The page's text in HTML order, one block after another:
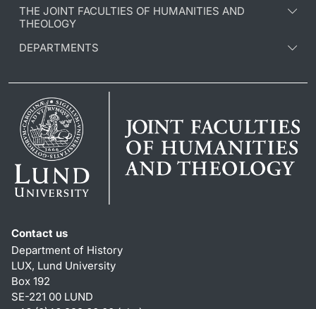
THE JOINT FACULTIES OF HUMANITIES AND
THEOLOGY
DEPARTMENTS
Contact us
Department of History
LUX, Lund University
Box 192
SE-221 00 LUND